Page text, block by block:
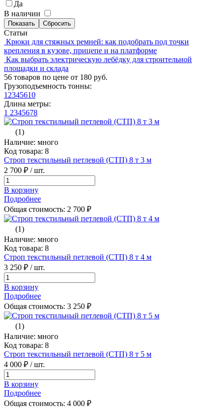
Да
В наличии
Статьи
Крюки для стяжных ремней: как подобрать под точки
крепления в кузове, прицепе и на платформе
Как выбрать электрическую лебёдку для строительной
площадки и склада
56 товаров по цене от 180 руб.
Грузоподъемность тонны:
1 2345610
Длина метры:
1 2345678
(1)
Наличие: много
Код товара: 8
Строп текстильный петлевой (СТП) 8 т 3 м
2 700 ₽ / шт.
В корзину
Подробнее
Общая стоимость: 2 700 ₽
(1)
Наличие: много
Код товара: 8
Строп текстильный петлевой (СТП) 8 т 4 м
3 250 ₽ / шт.
В корзину
Подробнее
Общая стоимость: 3 250 ₽
(1)
Наличие: много
Код товара: 8
Строп текстильный петлевой (СТП) 8 т 5 м
4 000 ₽ / шт.
В корзину
Подробнее
Общая стоимость: 4 000 ₽